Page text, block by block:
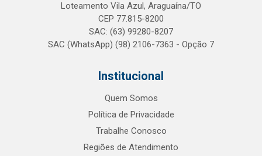
Loteamento Vila Azul, Araguaína/TO
CEP 77.815-8200
SAC: (63) 99280-8207
SAC (WhatsApp) (98) 2106-7363 - Opção 7
Institucional
Quem Somos
Política de Privacidade
Trabalhe Conosco
Regiões de Atendimento